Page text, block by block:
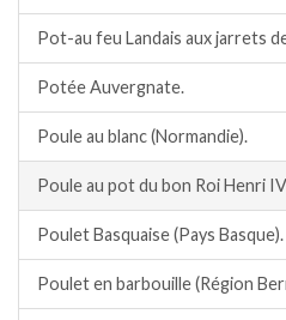
Pot-au feu Landais aux jarrets
Potée Auvergnate.
Poule au blanc (Normandie).
Poule au pot du bon Roi Henri
Poulet Basquaise (Pays Basque).
Poulet en barbouille (Région